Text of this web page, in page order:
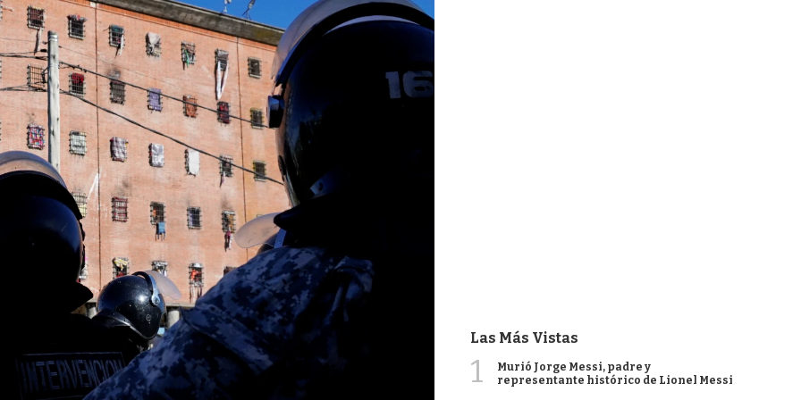
Las Más Vistas
1
Murió Jorge Messi, padre y
representante histórico de Lionel Messi